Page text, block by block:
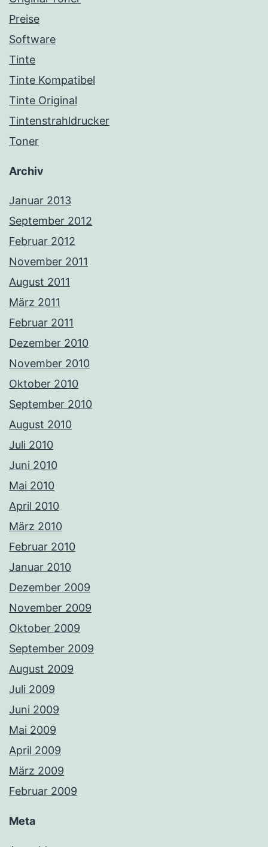
Preise
Software
Tinte
Tinte Kompatibel
Tinte Original
Tintenstrahldrucker
Toner
Archiv
Januar 2013
September 2012
Februar 2012
November 2011
August 2011
März 2011
Februar 2011
Dezember 2010
November 2010
Oktober 2010
September 2010
August 2010
Juli 2010
Juni 2010
Mai 2010
April 2010
März 2010
Februar 2010
Januar 2010
Dezember 2009
November 2009
Oktober 2009
September 2009
August 2009
Juli 2009
Juni 2009
Mai 2009
April 2009
März 2009
Februar 2009
Meta